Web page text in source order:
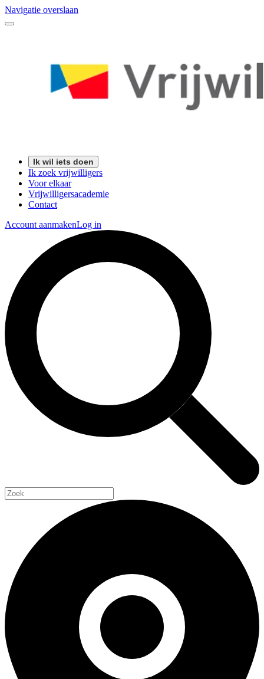
Navigatie overslaan
Ik wil iets doen
Ik zoek vrijwilligers
Voor elkaar
Vrijwilligersacademie
Contact
Account aanmakenLog in